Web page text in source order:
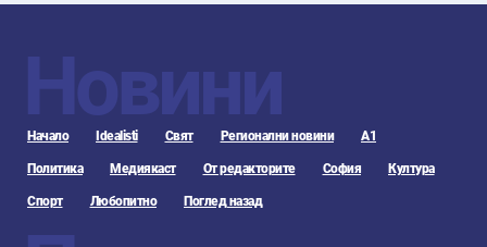
Новини
Начало Idealisti Свят Регионални новини А1
Политика Медиякаст От редакторите София Култура
Спорт Любопитно Поглед назад